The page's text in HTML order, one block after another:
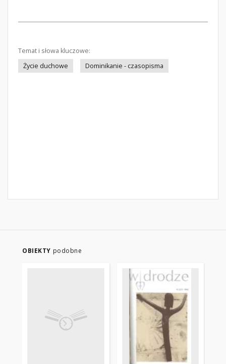
Temat i słowa kluczowe:
Życie duchowe
Dominikanie - czasopisma
OBIEKTY podobne